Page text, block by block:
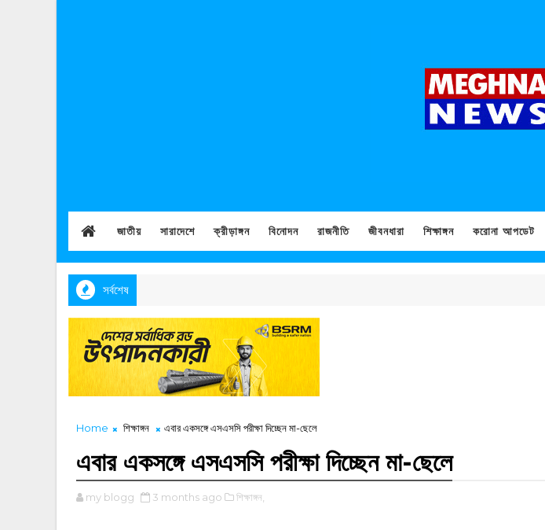
জাতীয় সারাদেশে ক্রীড়াঙ্গন বিনোদন রাজনীতি জীবনধারা শিক্ষাঙ্গন করোনা আপডেট
সর্বশেষ
Home শিক্ষাঙ্গন এবার একসঙ্গে এসএসসি পরীক্ষা দিচ্ছেন মা-ছেলে
এবার একসঙ্গে এসএসসি পরীক্ষা দিচ্ছেন মা-ছেলে
my blogg 3 months ago শিক্ষাঙ্গন,